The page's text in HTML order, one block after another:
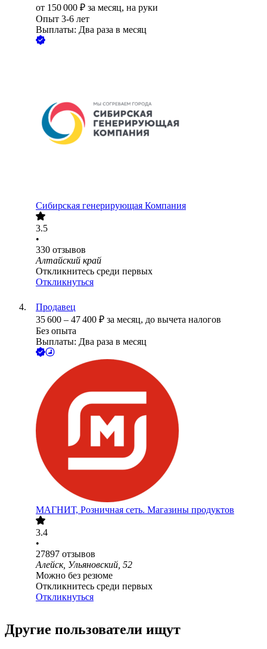
от 150 000 ₽ за месяц, на руки
Опыт 3-6 лет
Выплаты: Два раза в месяц
Сибирская генерирующая Компания
3.5
•
330 отзывов
Алтайский край
Откликнитесь среди первых
Откликнуться
Продавец
35 600 – 47 400 ₽ за месяц, до вычета налогов
Без опыта
Выплаты: Два раза в месяц
МАГНИТ, Розничная сеть. Магазины продуктов
3.4
•
27897 отзывов
Алейск, Ульяновский, 52
Можно без резюме
Откликнитесь среди первых
Откликнуться
Другие пользователи ищут